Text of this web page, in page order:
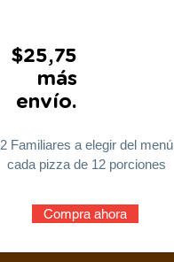
$25,75
más
envío.
2 Familiares a elegir del menú
cada pizza de 12 porciones
Compra ahora